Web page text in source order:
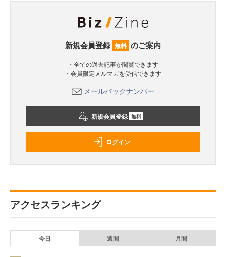
新規会員登録 無料 のご案内
・全ての過去記事が閲覧できます
・会員限定メルマガを受信できます
メールバックナンバー
新規会員登録 無料
ログイン
アクセスランキング
今日 週間 月間